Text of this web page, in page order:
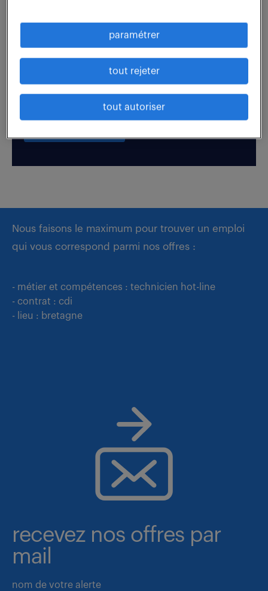
votre CV !
Boostez votre visibilité auprès de nos recruteurs
en postulant par candidature spontanée.
Nous faisons le maximum pour trouver un emploi
qui vous correspond parmi nos offres :
- métier et compétences : technicien hot-line
- contrat : cdi
- lieu : bretagne
recevez nos offres par
mail
nom de votre alerte
paramétrer
tout rejeter
tout autoriser